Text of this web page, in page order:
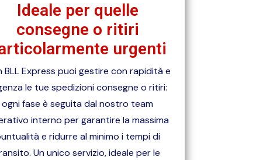
Ideale per quelle
consegne o ritiri
urgenti
BLL Express puoi gestire con rapidità e
le tue spedizioni consegne o ritiri:
ogni fase è seguita dal nostro team
interno per garantire la massima
e ridurre al minimo i tempi di
Un unico servizio, ideale per le